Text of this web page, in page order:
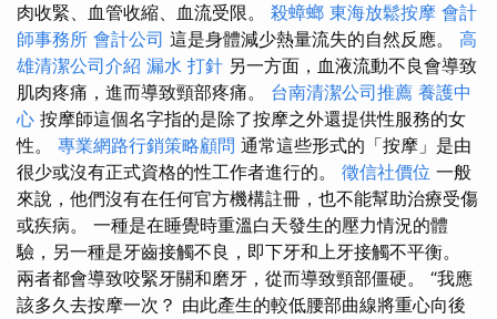
肉收緊、血管收縮、血流受限。 殺蟑螂 東海放鬆按摩 會計
師事務所 會計公司 這是身體減少熱量流失的自然反應。 高
雄清潔公司介紹 漏水 打針 另一方面，血液流動不良會導致
肌肉疼痛，進而導致頸部疼痛。 台南清潔公司推薦 養護中
心 按摩師這個名字指的是除了按摩之外還提供性服務的女
性。 專業網路行銷策略顧問 通常這些形式的「按摩」是由
很少或沒有正式資格的性工作者進行的。 徵信社價位 一般
來說，他們沒有在任何官方機構註冊，也不能幫助治療受傷
或疾病。 一種是在睡覺時重溫白天發生的壓力情況的體
驗，另一種是牙齒接觸不良，即下牙和上牙接觸不平衡。
兩者都會導致咬緊牙關和磨牙，從而導致頸部僵硬。 “我應
該多久去按摩一次？ 由此產生的較低腰部曲線將重心向後